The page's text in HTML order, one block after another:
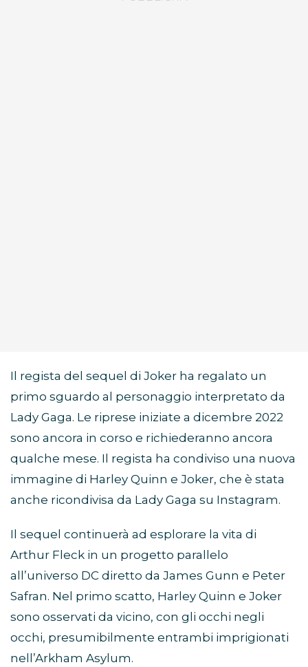
Il regista del sequel di Joker ha regalato un
primo sguardo al personaggio interpretato da
Lady Gaga. Le riprese iniziate a dicembre 2022
sono ancora in corso e richiederanno ancora
qualche mese. Il regista ha condiviso una nuova
immagine di Harley Quinn e Joker, che è stata
anche ricondivisa da Lady Gaga su Instagram.
Il sequel continuerà ad esplorare la vita di
Arthur Fleck in un progetto parallelo
all’universo DC diretto da James Gunn e Peter
Safran. Nel primo scatto, Harley Quinn e Joker
sono osservati da vicino, con gli occhi negli
occhi, presumibilmente entrambi imprigionati
nell’Arkham Asylum.